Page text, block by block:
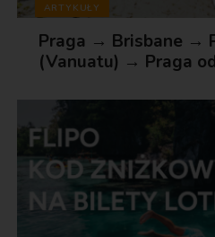
ARTYKUŁY
Praga → Brisbane →
(Vanuatu) → Praga